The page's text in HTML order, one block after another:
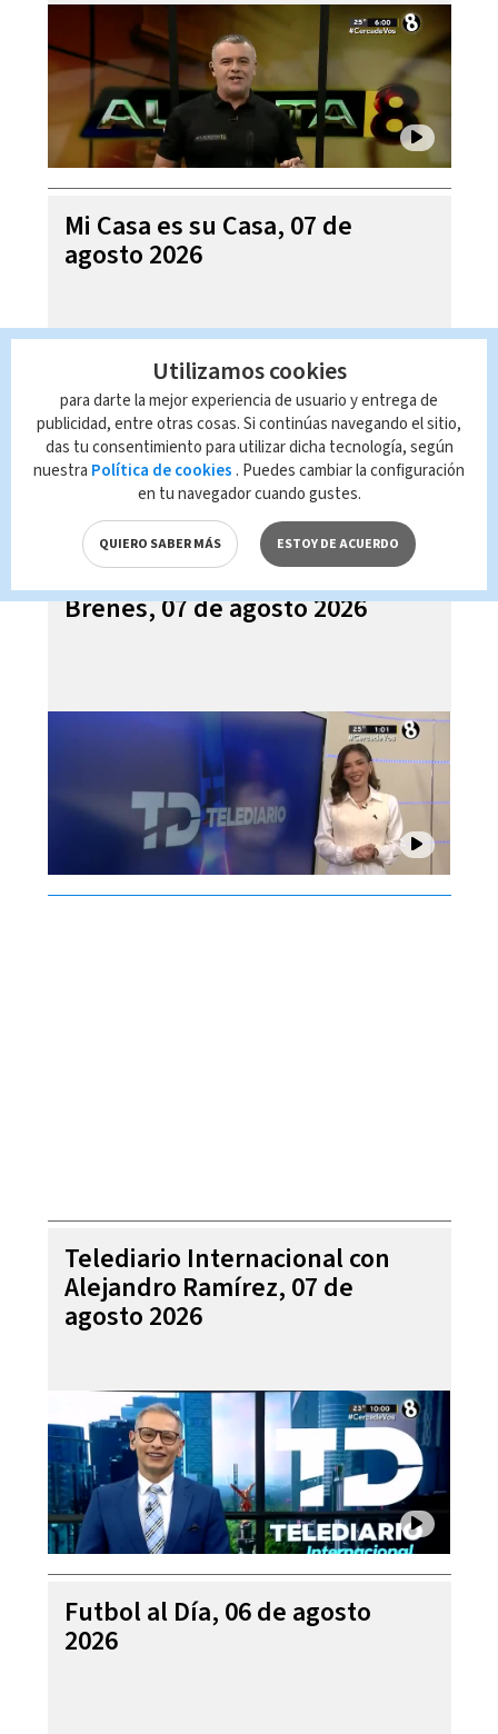
Mi Casa es su Casa, 07 de
agosto 2026
Telediario En Directo con Paula
Brenes, 07 de agosto 2026
Telediario Internacional con
Alejandro Ramírez, 07 de
agosto 2026
Futbol al Día, 06 de agosto
2026
Utilizamos cookies
para darte la mejor experiencia de usuario y entrega de
publicidad, entre otras cosas. Si continúas navegando el sitio,
das tu consentimiento para utilizar dicha tecnología, según
nuestra Política de cookies . Puedes cambiar la configuración
en tu navegador cuando gustes.
QUIERO SABER MÁS ESTOY DE ACUERDO